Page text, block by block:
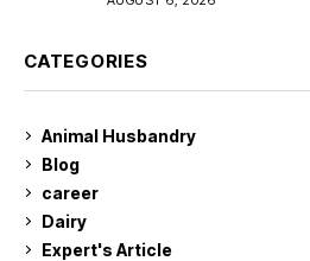
CATEGORIES
Animal Husbandry
Blog
career
Dairy
Expert's Article